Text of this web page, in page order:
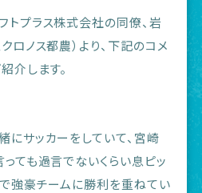
トプラス株式会社の同僚、岩
ロノス都農）より、下記のコメ
介します。
サッカーをしていて、宮崎
ても過言でないくらい息ピッ
強豪チームに勝利を重ねてい